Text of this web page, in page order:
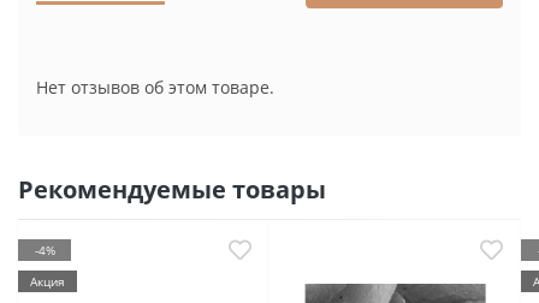
Нет отзывов об этом товаре.
Рекомендуемые товары
-4%
Акция